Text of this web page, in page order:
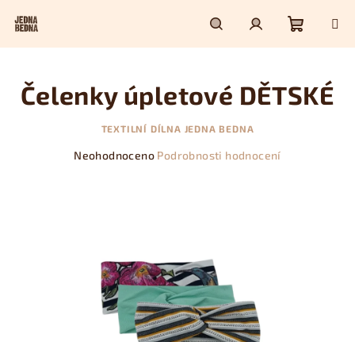
HledatPřihlášení
košík
Čelenky úpletové DĚTSKÉ
TEXTILNÍ DÍLNA JEDNA BEDNA
Průměrné
hvězdiček.
Neohodnoceno Podrobnosti hodnocení